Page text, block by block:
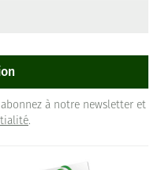
à notre newsletter et
.